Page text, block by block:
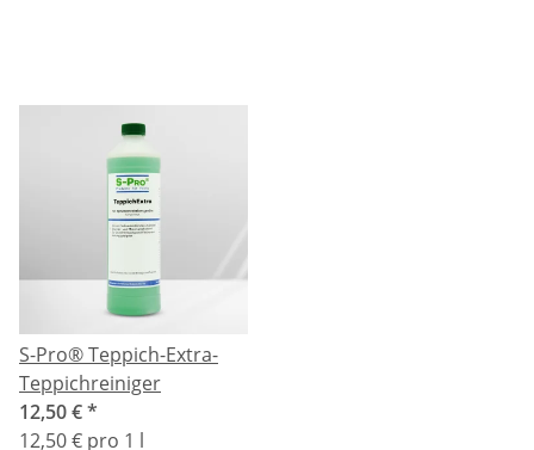
S-Pro® Teppich-Extra-
Teppichreiniger
12,50 €*
12,50 € pro 1 l